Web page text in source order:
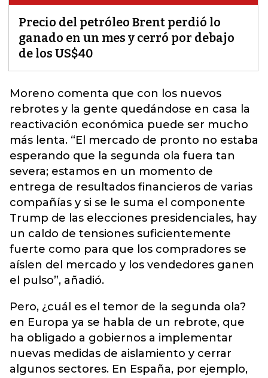
Precio del petróleo Brent perdió lo
ganado en un mes y cerró por debajo
de los US$40
Moreno comenta que con los nuevos
rebrotes y la gente quedándose en casa la
reactivación económica puede ser mucho
más lenta. “El mercado de pronto no estaba
esperando que la segunda ola fuera tan
severa; estamos en un momento de
entrega de resultados financieros de varias
compañías y si se le suma el componente
Trump de las elecciones presidenciales, hay
un caldo de tensiones suficientemente
fuerte como para que los compradores se
aíslen del mercado y los vendedores ganen
el pulso”, añadió.
Pero, ¿cuál es el temor de la segunda ola?
en Europa ya se habla de un rebrote, que
ha obligado a gobiernos a implementar
nuevas medidas de aislamiento y cerrar
algunos sectores. En España, por ejemplo,